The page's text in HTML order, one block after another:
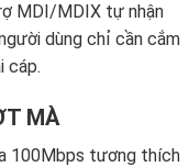
MDI/MDIX tự nhận
dùng chỉ cần cắm
cáp.
MÀ
100Mbps tương thích